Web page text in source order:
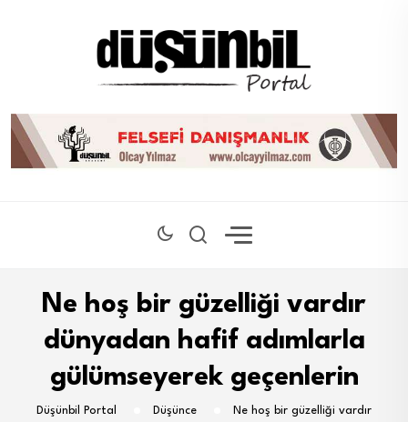
Ne hoş bir güzelliği vardır
dünyadan hafif adımlarla
gülümseyerek geçenlerin
Düşünbil Portal Düşünce
Ne hoş bir güzelliği vardır